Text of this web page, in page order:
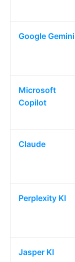
Google Gemini
Microsoft
Copilot
Claude
Perplexity KI
Jasper KI